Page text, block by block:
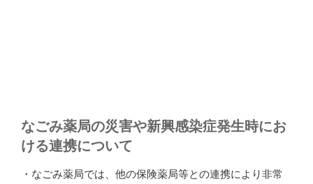
なごみ薬局の災害や新興感染症発生時にお
ける連携について
・なごみ薬局では、他の保険薬局等との連携により非常